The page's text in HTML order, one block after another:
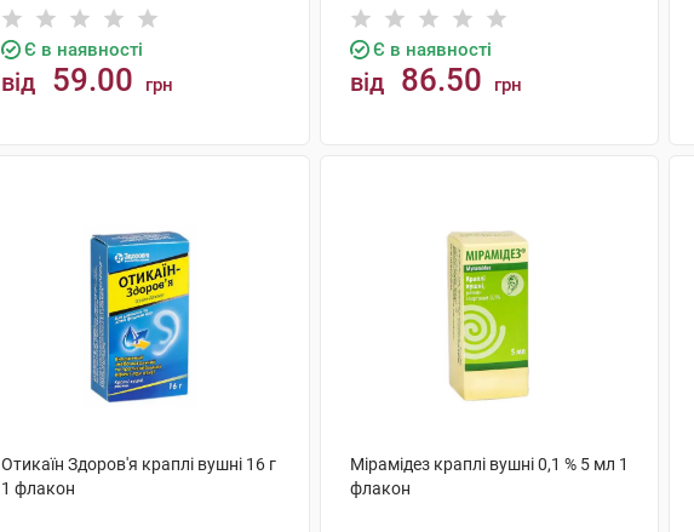
Є в наявності
від 59.00 грн
Є в наявності
від 86.50 грн
Отикаїн Здоров'я краплі вушні 16 г
1 флакон
Мірамідез краплі вушні 0,1 % 5 мл 1
флакон